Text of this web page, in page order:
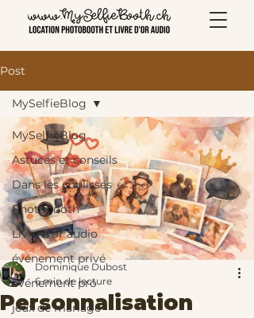
Post
MySelfieBlog
Astuces et conseils
Dans les coulisses
Photobooth
Livre d'or audio
événement privé
événement pro
jeux de mariage
MySelfieBlog
Personnalisation
Dominique Dubost
6 min de lecture